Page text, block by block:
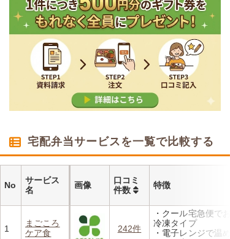
宅配弁当サービスを一覧で比較する
No
サービス
名
画像
口コミ
件数
特徴
1
まごころ
ケア食
242件
・クール宅急便で
冷凍タイプ
・電子レンジで温